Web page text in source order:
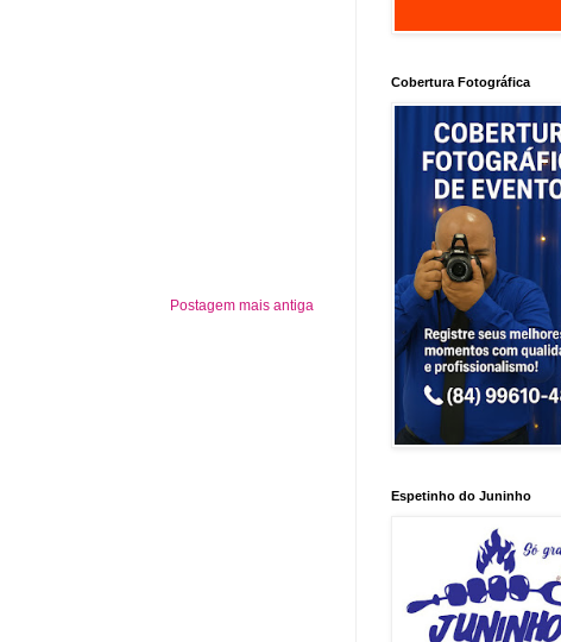
Postagem mais antiga
Cobertura Fotográfica
Espetinho do Juninho